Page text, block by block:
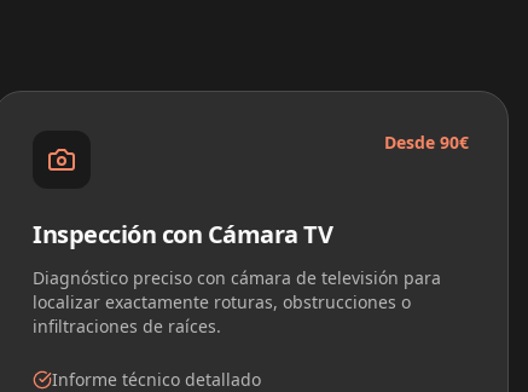
Desde 90€
Inspección con Cámara TV
Diagnóstico preciso con cámara de televisión para
localizar exactamente roturas, obstrucciones o
infiltraciones de raíces.
Informe técnico detallado